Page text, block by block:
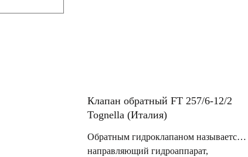
Клапан обратный FT 257/6-12/2
Tognella (Италия)
Обратным гидроклапаном называется
направляющий гидроаппарат,